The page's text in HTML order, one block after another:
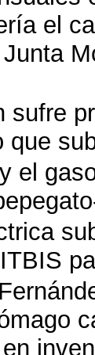
el
sufre
que
el